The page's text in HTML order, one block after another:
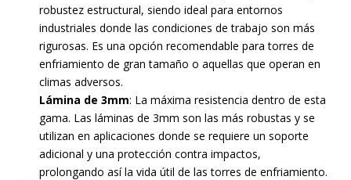
robustez estructural, siendo ideal para entornos
industriales donde las condiciones de trabajo son más
rigurosas. Es una opción recomendable para torres de
enfriamiento de gran tamaño o aquellas que operan en
climas adversos.
Lámina de 3mm: La máxima resistencia dentro de esta
gama. Las láminas de 3mm son las más robustas y se
utilizan en aplicaciones donde se requiere un soporte
adicional y una protección contra impactos,
prolongando así la vida útil de las torres de enfriamiento.